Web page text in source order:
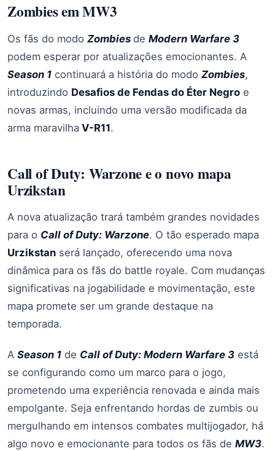
Zombies em MW3
Os fãs do modo Zombies de Modern Warfare 3
podem esperar por atualizações emocionantes. A
Season 1 continuará a história do modo Zombies,
introduzindo Desafios de Fendas do Éter Negro e
novas armas, incluindo uma versão modificada da
arma maravilha V-R11.
Call of Duty: Warzone e o novo mapa
Urzikstan
A nova atualização trará também grandes novidades
para o Call of Duty: Warzone. O tão esperado mapa
Urzikstan será lançado, oferecendo uma nova
dinâmica para os fãs do battle royale. Com mudanças
significativas na jogabilidade e movimentação, este
mapa promete ser um grande destaque na
temporada.
A Season 1 de Call of Duty: Modern Warfare 3 está
se configurando como um marco para o jogo,
prometendo uma experiência renovada e ainda mais
empolgante. Seja enfrentando hordas de zumbis ou
mergulhando em intensos combates multijogador, há
algo novo e emocionante para todos os fãs de MW3.